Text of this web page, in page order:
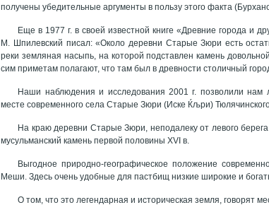
получены убедительные аргументы в пользу этого факта
Еще в 1977 г. в своей известной книге «Древние города и
М. Шпилевский писал: «Около деревни Старые Зюри есть
реки земляная насыпь, на которой подставлен камень
сим приметам полагают, что там был в древности столичный
Наши наблюдения и исследования 2001 г. позволили нам
месте современного села Старые Зюри (Иске Ќљри)
На краю деревни Старые Зюри, неподалеку от левого
мусульманский камень первой половины XVI в.
Выгодное природно-географическое положение
Меши. Здесь очень удобные для пастбищ низкие широкие и
О том, что это легендарная и историческая земля, говорят